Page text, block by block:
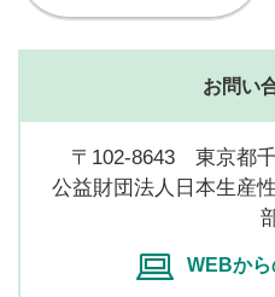
お問い
〒102-8643 東京都
公益財団法人日本生産
WEBから